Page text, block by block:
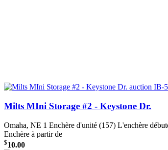
Milts MIni Storage #2 - Keystone Dr.
Omaha, NE 1 Enchère d'unité (157) L'enchère
Enchère à partir de
$10.00